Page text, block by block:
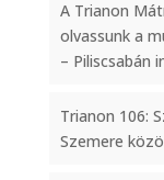
A Trianon
olvassunk a
– Piliscsabán
Trianon 106:
Szemere